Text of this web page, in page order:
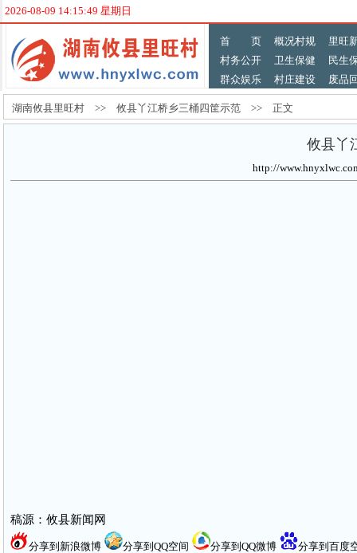
2026-08-09 14:15:49 星期日
首 页 概况村规
里旺
村务公开
卫生保健
民生
群众娱乐
村庄建设 废品
湖南攸县里旺村 >> 攸县丫江桥乡三桶四筐示范 >> 正文
攸县丫
http://
稿源：攸县新闻网
分享到新浪微博 分享到QQ空间 分享到QQ微博 分享到百度